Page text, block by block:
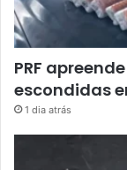
PRF
escondidas
1 dia atrás